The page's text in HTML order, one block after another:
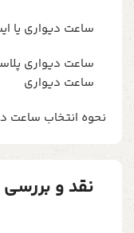
ساعت دیواری یا
ساعت دیواری
ساعت دیواری
نحوه انتخاب ساعت
نقد و